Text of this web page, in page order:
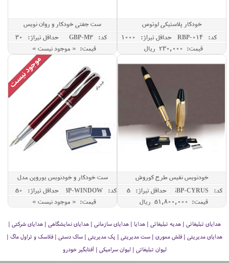
خودکار پلاستیکی لوتوس
کد: RBP-014
حداقل تيراژ: 1000
قیمت: 230,000 ريال
ست جفتی خودکار و روان نویس
کد: GBP-M3
حداقل تيراژ: 30
قیمت: « موجود نیست »
خودنویس نفیس طرح کوروش
کد: GBP-CYRUS
حداقل تيراژ: 5
قیمت: 51,800,000 ريال
ست خودکار و خودنویس یوروپن مدل
WINDOW
کد: GBP-WINDOW
حداقل تيراژ: 50
قیمت: « موجود نیست »
هدایای تبلیغاتی | هدیه تبلیغاتی | هدایا | هدایای سازمانی | هدایای نمایشگاهی | هدایای شرکتی |
هدایای مدیریتی | فلش مموری | ست مدیریتی | پک مدیریتی | ساک دستی | فلاسک و تراول ماگ |
لیوان تبلیغاتی | لیوان سرامیکی | آفتابگیر خودرو